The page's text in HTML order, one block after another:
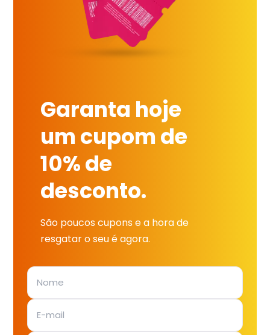
Garanta hoje
um cupom de
10% de
desconto.
São poucos cupons e a hora de
resgatar o seu é agora.